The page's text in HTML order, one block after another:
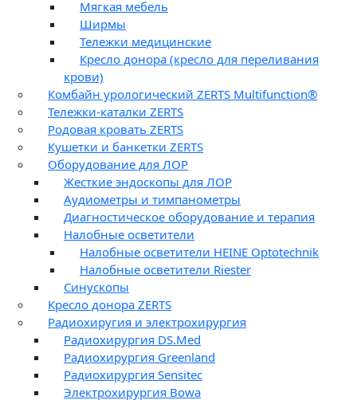
Мягкая мебель
Ширмы
Тележки медицинские
Кресло донора (кресло для переливания
крови)
Комбайн урологический ZERTS Multifunction®
Тележки-каталки ZERTS
Родовая кровать ZERTS
Кушетки и банкетки ZERTS
Оборудование для ЛОР
Жесткие эндоскопы для ЛОР
Аудиометры и тимпанометры
Диагностическое оборудование и терапия
Налобные осветители
Налобные осветители HEINE Optotechnik
Налобные осветители Riester
Синускопы
Кресло донора ZERTS
Радиохиругия и электрохирургия
Радиохирургия DS.Med
Радиохирургия Greenland
Радиохирургия Sensitec
Электрохирургия Bowa